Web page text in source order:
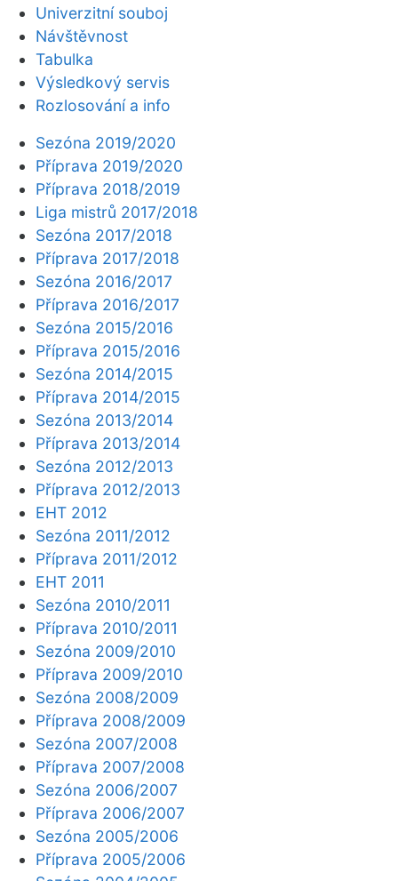
Univerzitní souboj
Návštěvnost
Tabulka
Výsledkový servis
Rozlosování a info
Sezóna 2019/2020
Příprava 2019/2020
Příprava 2018/2019
Liga mistrů 2017/2018
Sezóna 2017/2018
Příprava 2017/2018
Sezóna 2016/2017
Příprava 2016/2017
Sezóna 2015/2016
Příprava 2015/2016
Sezóna 2014/2015
Příprava 2014/2015
Sezóna 2013/2014
Příprava 2013/2014
Sezóna 2012/2013
Příprava 2012/2013
EHT 2012
Sezóna 2011/2012
Příprava 2011/2012
EHT 2011
Sezóna 2010/2011
Příprava 2010/2011
Sezóna 2009/2010
Příprava 2009/2010
Sezóna 2008/2009
Příprava 2008/2009
Sezóna 2007/2008
Příprava 2007/2008
Sezóna 2006/2007
Příprava 2006/2007
Sezóna 2005/2006
Příprava 2005/2006